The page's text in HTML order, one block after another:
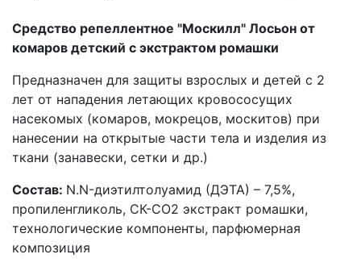
Средство репеллентное "Москилл" Лосьон от
комаров детский с экстрактом ромашки
Предназначен для защиты взрослых и детей с 2
лет от нападения летающих кровососу­щих
насекомых (комаров, мокрецов, москитов) при
нанесении на открытые части тела и изделия из
ткани (занавески, сетки и др.)
Состав: N.N-диэтилтолуамид (ДЭТА) – 7,5%,
пропиленгликоль, СК-СО2 экстракт ромашки,
технологические компоненты, парфюмерная
композиция